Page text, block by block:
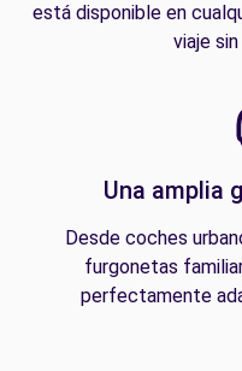
está disponible en
viaje
Una amplia
Desde coches
furgonetas
perfectamente